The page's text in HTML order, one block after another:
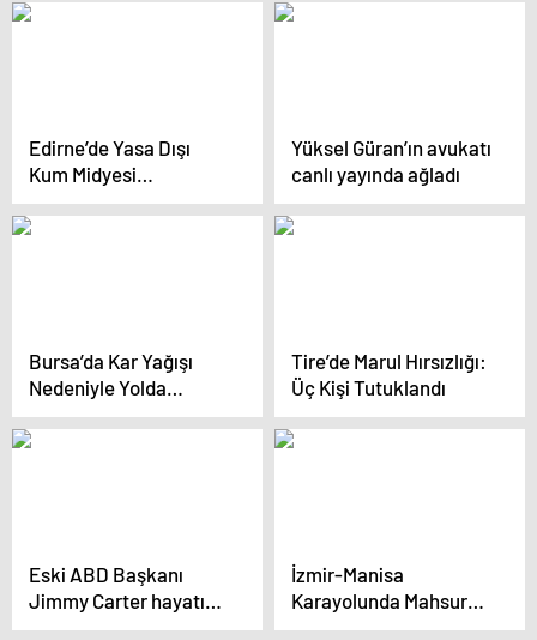
Edirne’de Yasa Dışı
Kum Midyesi
Kaçakçılığına 12 Milyon
Lira Ceza
Yüksel Güran’ın avukatı
canlı yayında ağladı
Bursa’da Kar Yağışı
Nedeniyle Yolda
Mahsur Kalan
Sürücüler Yardım Aldı
Tire’de Marul Hırsızlığı:
Üç Kişi Tutuklandı
Eski ABD Başkanı
Jimmy Carter hayatını
kaybetti
İzmir-Manisa
Karayolunda Mahsur
Kalan Vatandaşlar